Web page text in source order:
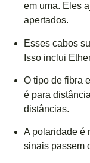
em uma. Eles
apertados.
Esses cabos
Isso inclui
O tipo de fibra
é para
distâncias.
A polaridade é
sinais passem